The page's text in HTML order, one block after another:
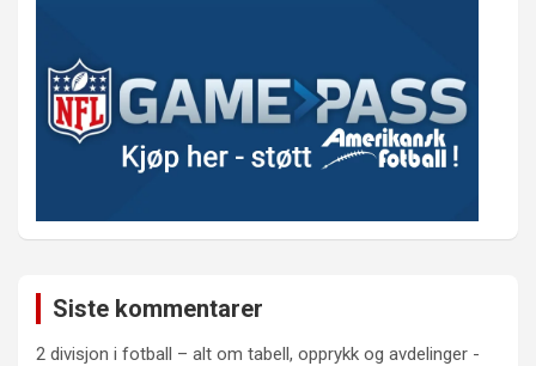
Siste kommentarer
2 divisjon i fotball – alt om tabell, opprykk og avdelinger -